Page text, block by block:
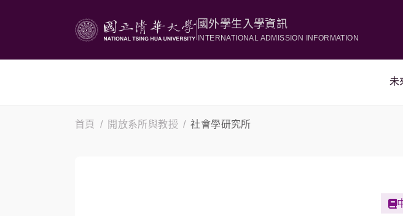
國外學生入學資訊
INTERNATIONAL ADMISSION INFORMATION
未
首頁 開放系所與教授 社會學研究所